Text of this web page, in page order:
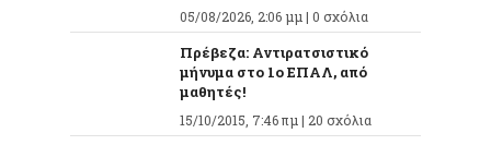
05/08/2026, 2:06 μμ | 0 σχόλια
Πρέβεζα: Αντιρατσιστικό
μήνυμα στο 1ο ΕΠΑΛ, από
μαθητές!
15/10/2015, 7:46 πμ | 20 σχόλια